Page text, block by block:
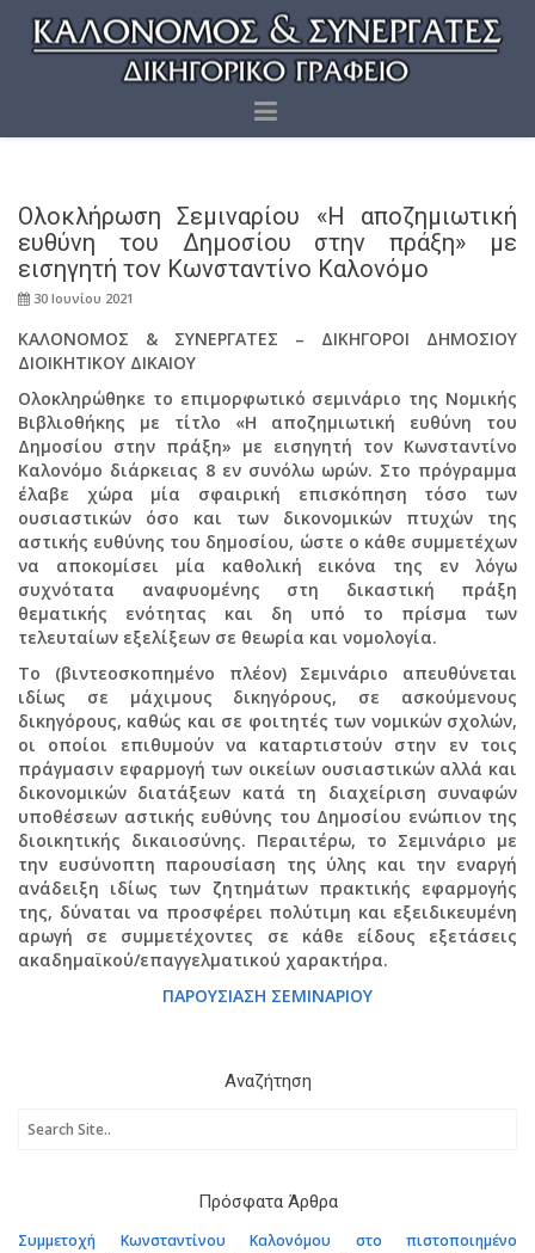
Ολοκλήρωση Σεμιναρίου «Η αποζημιωτική
ευθύνη του Δημοσίου στην πράξη» με
εισηγητή τον Κωνσταντίνο Καλονόμο
30 Ιουνίου 2021
ΚΑΛΟΝΟΜΟΣ & ΣΥΝΕΡΓΑΤΕΣ – ΔΙΚΗΓΟΡΟΙ ΔΗΜΟΣΙΟΥ
ΔΙΟΙΚΗΤΙΚΟΥ ΔΙΚΑΙΟΥ
Ολοκληρώθηκε το επιμορφωτικό σεμινάριο της Νομικής
Βιβλιοθήκης με τίτλο «H αποζημιωτική ευθύνη του
Δημοσίου στην πράξη» με εισηγητή τον Κωνσταντίνο
Καλονόμο διάρκειας 8 εν συνόλω ωρών. Στο πρόγραμμα
έλαβε χώρα μία σφαιρική επισκόπηση τόσο των
ουσιαστικών όσο και των δικονομικών πτυχών της
αστικής ευθύνης του δημοσίου, ώστε ο κάθε συμμετέχων
να αποκομίσει μία καθολική εικόνα της εν λόγω
συχνότατα αναφυομένης στη δικαστική πράξη
θεματικής ενότητας και δη υπό το πρίσμα των
τελευταίων εξελίξεων σε θεωρία και νομολογία.
Το (βιντεοσκοπημένο πλέον) Σεμινάριο απευθύνεται
ιδίως σε μάχιμους δικηγόρους, σε ασκούμενους
δικηγόρους, καθώς και σε φοιτητές των νομικών σχολών,
οι οποίοι επιθυμούν να καταρτιστούν στην εν τοις
πράγμασιν εφαρμογή των οικείων ουσιαστικών αλλά και
δικονομικών διατάξεων κατά τη διαχείριση συναφών
υποθέσεων αστικής ευθύνης του Δημοσίου ενώπιον της
διοικητικής δικαιοσύνης. Περαιτέρω, το Σεμινάριο με
την ευσύνοπτη παρουσίαση της ύλης και την εναργή
ανάδειξη ιδίως των ζητημάτων πρακτικής εφαρμογής
της, δύναται να προσφέρει πολύτιμη και εξειδικευμένη
αρωγή σε συμμετέχοντες σε κάθε είδους εξετάσεις
ακαδημαϊκού/επαγγελματικού χαρακτήρα.
ΠΑΡΟΥΣΙΑΣΗ ΣΕΜΙΝΑΡΙΟΥ
Αναζήτηση
Πρόσφατα Άρθρα
Συμμετοχή Κωνσταντίνου Καλονόμου στο πιστοποιημένο